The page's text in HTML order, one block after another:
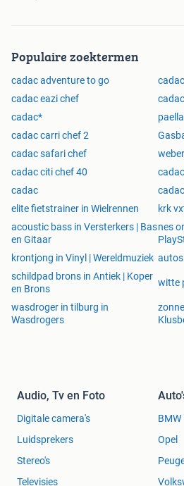
Populaire zoektermen
cadac adventure to go
cadac eazi chef
cadac*
cadac carri chef 2
cadac safari chef
cadac citi chef 40
cadac
elite fietstrainer in Wielrennen
krk
acoustic bass in Versterkers | Bas
en Gitaar
nes
krontjong in Vinyl | Wereldmuziek
schildpad brons in Antiek | Koper
en Brons
witte
wasdroger in tilburg in
Wasdrogers
Audio, Tv en Foto
Digitale camera's
Luidsprekers
Stereo's
Televisies
BMW
Opel